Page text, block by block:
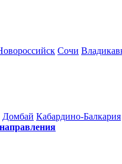
Сочи
Домбай Кабардино-Балкария